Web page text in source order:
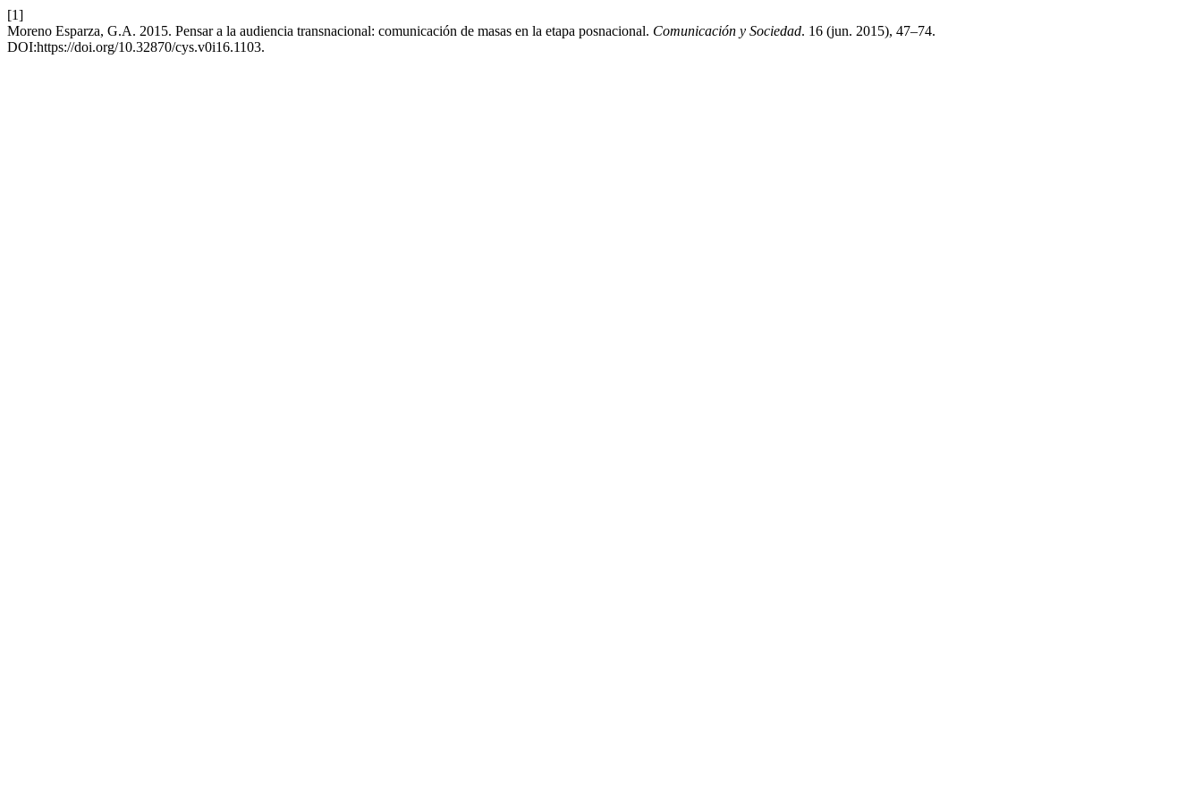
[1]
Moreno Esparza, G.A. 2015. Pensar a la audiencia transnacional: comunicación de masas en la etapa posnacional. Comunicación y Sociedad. 16 (jun. 2015), 47–74.
DOI:https://doi.org/10.32870/cys.v0i16.1103.